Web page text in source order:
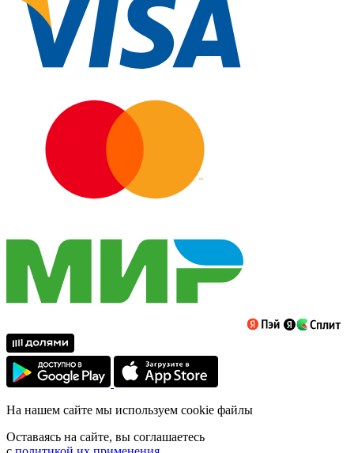
На нашем сайте мы используем cookie файлы
Оставаясь на сайте, вы соглашаетесь